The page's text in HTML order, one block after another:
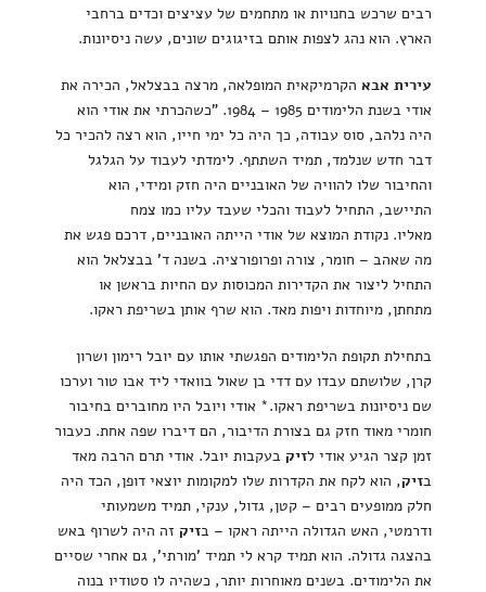
רבים שרכש בחנויות או מתחמים של עציצים וכדים ברחבי
הארץ. הוא נהג לצפות אותם בזיגוגים שונים, עשה ניסיונות.
עירית אבא הקרמיקאית המופלאה, מרצה בבצלאל, הכירה את
אודי בשנת הלימודים 1985 – 1984. "כשהכרתי את אודי הוא
היה נלהב, סוס עבודה, כך היה כל ימי חייו, הוא רצה להכיר כל
דבר חדש שנלמד, תמיד השתתף. לימדתי לעבוד על הגלגל
והחיבור שלו להוויה של האובניים היה חזק ומידי, הוא
התיישב, התחיל לעבוד והכלי שעבד עליו כמו צמח
מאליו. נקודת המוצא של אודי הייתה האובניים, דרכם פגש את
מה שאהב – חומר, צורה ופרופורציה. בשנה ד' בבצלאל הוא
התחיל ליצור את הקדירות המכוסות עם החיות בראשן או
מתחתן, מיוחדות ויפות מאד. הוא שרף אותן בשריפת ראקו.
בתחילת תקופת הלימודים הפגשתי אותו עם יובל רימון ושרון
קרן, שלושתם עבדו עם דדי בן שאול בוואדי ליד אבו טור וערכו
שם ניסיונות בשריפת ראקו.* אודי ויובל היו מחוברים בחיבור
חומרי מאוד חזק גם בצורת הדיבור, הם דיברו שפה אחת. כעבור
זמן קצר הגיע אודי לזיק בעקבות יובל. אודי תרם הרבה מאד
בזיק, הוא לקח את הקדרות שלו למקומות יוצאי דופן, הכד היה
חלק ממופעים רבים – קטן, גדול, ענקי, תמיד משמעותי
ודרמטי, האש הגדולה הייתה ראקו – בזיק זה היה לשרוף באש
בהצגה גדולה. הוא תמיד קרא לי תמיד 'מורתי', גם אחרי שסיים
את הלימודים. בשנים מאוחרות יותר, כשהיה לו סטודיו בנוה